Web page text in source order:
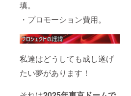
填。
・プロモーション費用。
私達はどうしても成し遂げ
たい夢があります！